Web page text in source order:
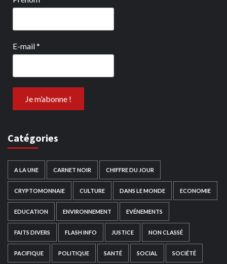
E-mail*
Catégories
A LA UNE CARNET NOIR CHIFFRE DU JOUR
CRYPTOMONNAIE CULTURE DANS LE MONDE ECONOMIE
EDUCATION ENVIRONNEMENT EVÉNEMENTS
FAITS DIVERS FLASH INFO JUSTICE NON CLASSÉ
PACIFIQUE POLITIQUE SANTÉ SOCIAL SOCIÉTÉ